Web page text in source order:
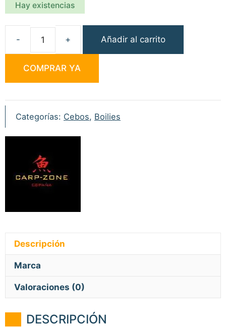
Hay existencias
Boilies
Lipex
cantidad
Añadir al carrito
COMPRAR YA
Categorías: Cebos, Boilies
Descripción
Marca
Valoraciones (0)
DESCRIPCIÓN